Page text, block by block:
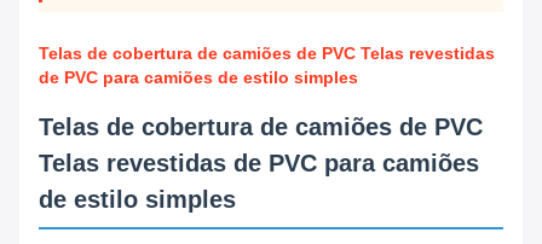
Telas de cobertura de camiões de PVC Telas revestidas
de PVC para camiões de estilo simples
Telas de cobertura de camiões de PVC
Telas revestidas de PVC para camiões
de estilo simples